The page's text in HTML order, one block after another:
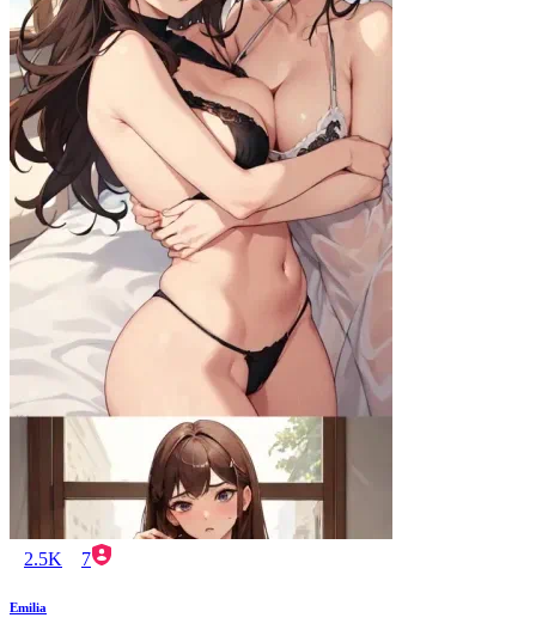
2.5K 7
Emilia